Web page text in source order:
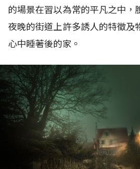
的場景在習以為常的平凡之中，
夜晚的街道上許多誘人的特徵及
心中睡著後的家。